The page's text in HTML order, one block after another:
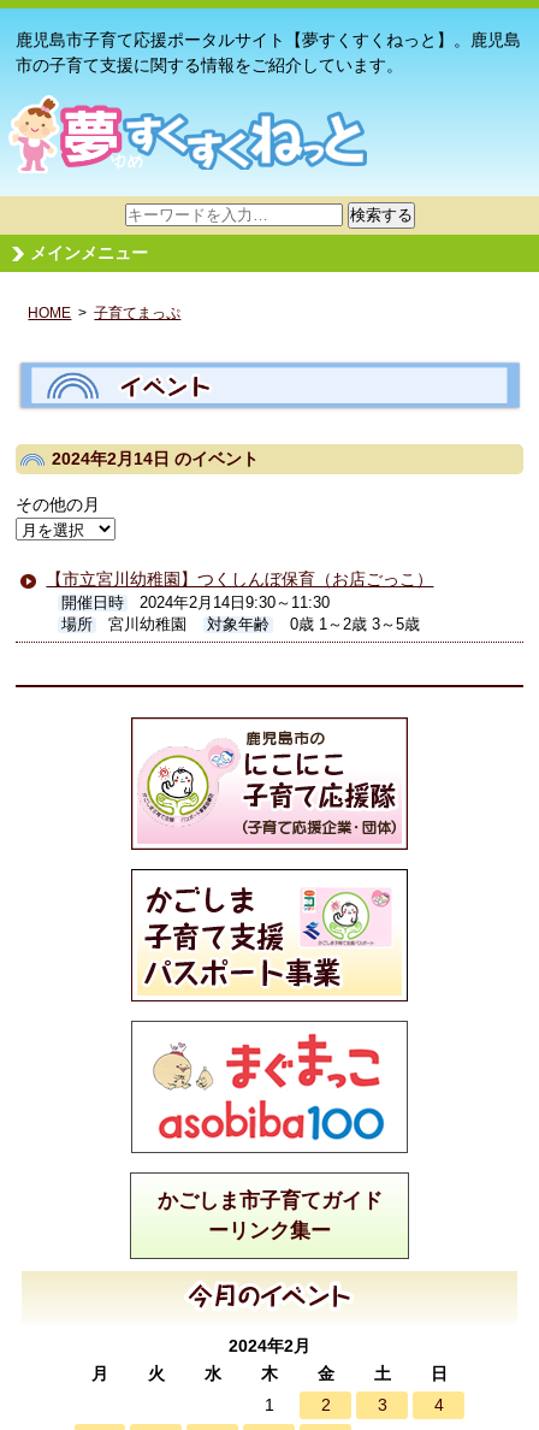
鹿児島市子育て応援ポータルサイト【夢すくすくねっと】。鹿児島
市の子育て支援に関する情報をご紹介しています。
サ
イ
ト
検
検索する
メインメニュー
HOME >子育てまっぷ
2024年2月14日のイベント
その他の月
【市立宮川幼稚園】つくしんぼ保育（お店ごっこ）
開催日時
2024年2月14日9:30～11:30
場所
宮川幼稚園 対象年齢 0歳 1～2歳 3～5歳
かごしま市子育てガイド
ーリンク集ー
2024年2月
月
火 水 木 金 土
日
1
2 3
4